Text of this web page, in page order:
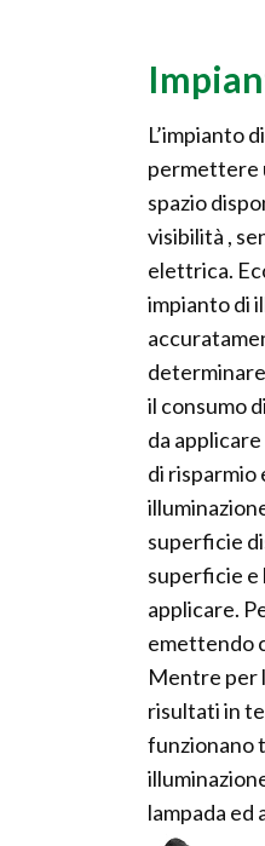
L’impianto
permettere
spazio
visibilità ,
elettrica.
impianto di
il consumo
da
di risparmio
superficie
superficie e
applicare.
emettendo
Mentre per
risultati in
funzionano
lampada ed